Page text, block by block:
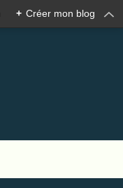
+ Créer mon blog